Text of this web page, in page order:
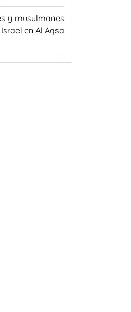
y musulmanes
en Al Aqsa